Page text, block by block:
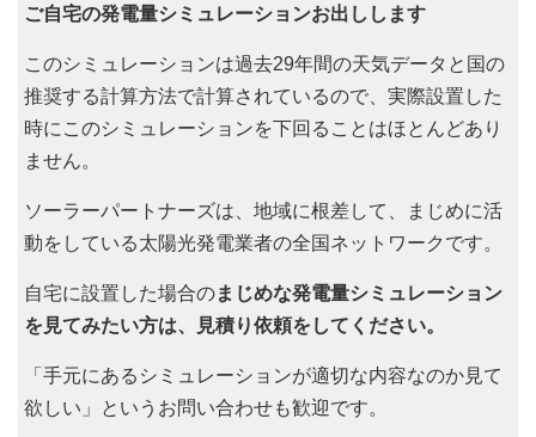
ご自宅の発電量シミュレーションお出しします
このシミュレーションは過去29年間の天気データと国の
推奨する計算方法で計算されているので、実際設置した
時にこのシミュレーションを下回ることはほとんどあり
ません。
ソーラーパートナーズは、地域に根差して、まじめに活
動をしている太陽光発電業者の全国ネットワークです。
自宅に設置した場合のまじめな発電量シミュレーション
を見てみたい方は、見積り依頼をしてください。
「手元にあるシミュレーションが適切な内容なのか見て
欲しい」というお問い合わせも歓迎です。